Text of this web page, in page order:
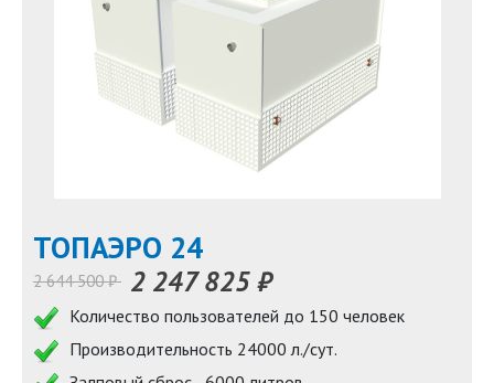
TOПАЭРО 24
2 644 500 ₽ 2 247 825 ₽
Количество пользователей до 150 человек
Производительность 24000 л./сут.